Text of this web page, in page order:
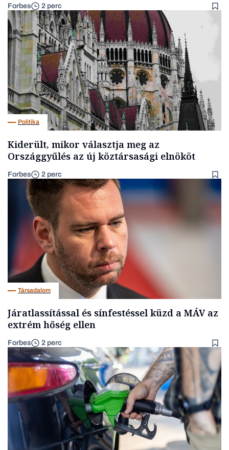
Forbes 2 perc
Politika
Kiderült, mikor választja meg az
Országgyűlés az új köztársasági elnököt
Forbes 2 perc
Társadalom
Járatlassítással és sínfestéssel küzd a MÁV az
extrém hőség ellen
Forbes 2 perc